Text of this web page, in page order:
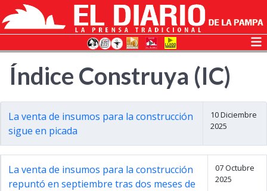
Índice Construya (IC)
La venta de insumos para la construcción
sigue en picada
10 Diciembre
2025
La venta de insumos para la construcción
repuntó en septiembre tras dos meses de
07 Octubre
2025